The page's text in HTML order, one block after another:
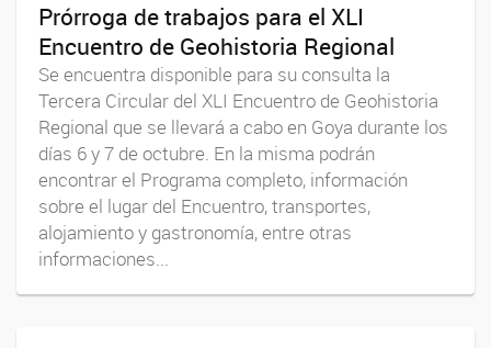
Prórroga de trabajos para el XLI
Encuentro de Geohistoria Regional
Se encuentra disponible para su consulta la
Tercera Circular del XLI Encuentro de Geohistoria
Regional que se llevará a cabo en Goya durante los
días 6 y 7 de octubre. En la misma podrán
encontrar el Programa completo, información
sobre el lugar del Encuentro, transportes,
alojamiento y gastronomía, entre otras
informaciones...